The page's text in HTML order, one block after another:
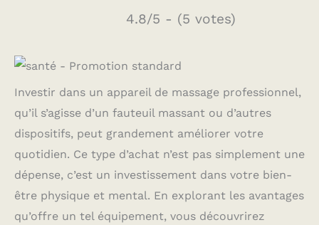
4.8/5 - (5 votes)
Investir dans un appareil de massage professionnel,
qu’il s’agisse d’un fauteuil massant ou d’autres
dispositifs, peut grandement améliorer votre
quotidien. Ce type d’achat n’est pas simplement une
dépense, c’est un investissement dans votre bien-
être physique et mental. En explorant les avantages
qu’offre un tel équipement, vous découvrirez